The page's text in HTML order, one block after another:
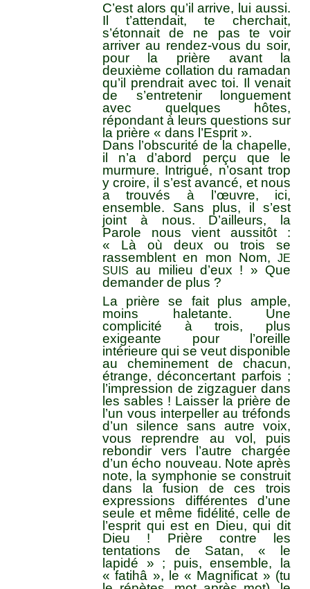
C’est alors qu’il arrive, lui aussi.
Il t’attendait, te cherchait,
s’étonnait de ne pas te voir
arriver au rendez-vous du soir,
pour la prière avant la
deuxième collation du ramadan
qu’il prendrait avec toi. Il venait
de s’entretenir longuement
avec quelques hôtes,
répondant à leurs questions sur
la prière « dans l’Esprit ».
Dans l’obscurité de la chapelle,
il n’a d’abord perçu que le
murmure. Intrigué, n’osant trop
y croire, il s’est avancé, et nous
a trouvés à l’œuvre, ici,
ensemble. Sans plus, il s’est
joint à nous. D’ailleurs, la
Parole nous vient aussitôt :
« Là où deux ou trois se
rassemblent en mon Nom,JE
SUIS
au milieu d’eux ! » Que
demander de plus ?
La prière se fait plus ample,
moins haletante. Une
complicité à trois, plus
exigeante pour l’oreille
intérieure qui se veut disponible
au cheminement de chacun,
étrange, déconcertant parfois ;
l’impression de zigzaguer dans
les sables ! Laisser la prière de
l’un vous interpeller au tréfonds
d’un silence sans autre voix,
vous reprendre au vol, puis
rebondir vers l’autre chargée
d’un écho nouveau. Note après
note, la symphonie se construit
dans la fusion de ces trois
expressions différentes d’une
seule et même fidélité, celle de
l’esprit qui est en Dieu, qui dit
Dieu ! Prière contre les
tentations de Satan, « le
lapidé » ; puis, ensemble, la
« fatihâ », le « Magnificat » (tu